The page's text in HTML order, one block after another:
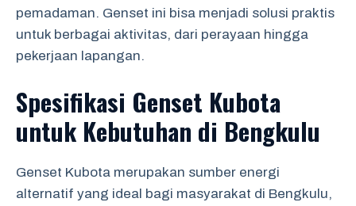
pemadaman. Genset ini bisa menjadi solusi praktis
untuk berbagai aktivitas, dari perayaan hingga
pekerjaan lapangan.
Spesifikasi Genset Kubota
untuk Kebutuhan di Bengkulu
Genset Kubota merupakan sumber energi
alternatif yang ideal bagi masyarakat di Bengkulu,